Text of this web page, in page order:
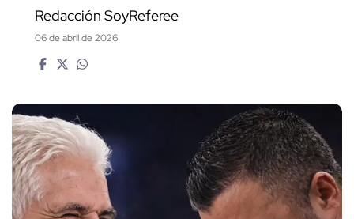
Redacción SoyReferee
06 de abril de 2026